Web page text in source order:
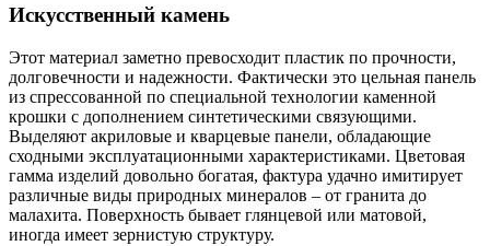
Искусственный камень
Этот материал заметно превосходит пластик по прочности,
долговечности и надежности. Фактически это цельная панель
из спрессованной по специальной технологии каменной
крошки с дополнением синтетическими связующими.
Выделяют акриловые и кварцевые панели, обладающие
сходными эксплуатационными характеристиками. Цветовая
гамма изделий довольно богатая, фактура удачно имитирует
различные виды природных минералов – от гранита до
малахита. Поверхность бывает глянцевой или матовой,
иногда имеет зернистую структуру.